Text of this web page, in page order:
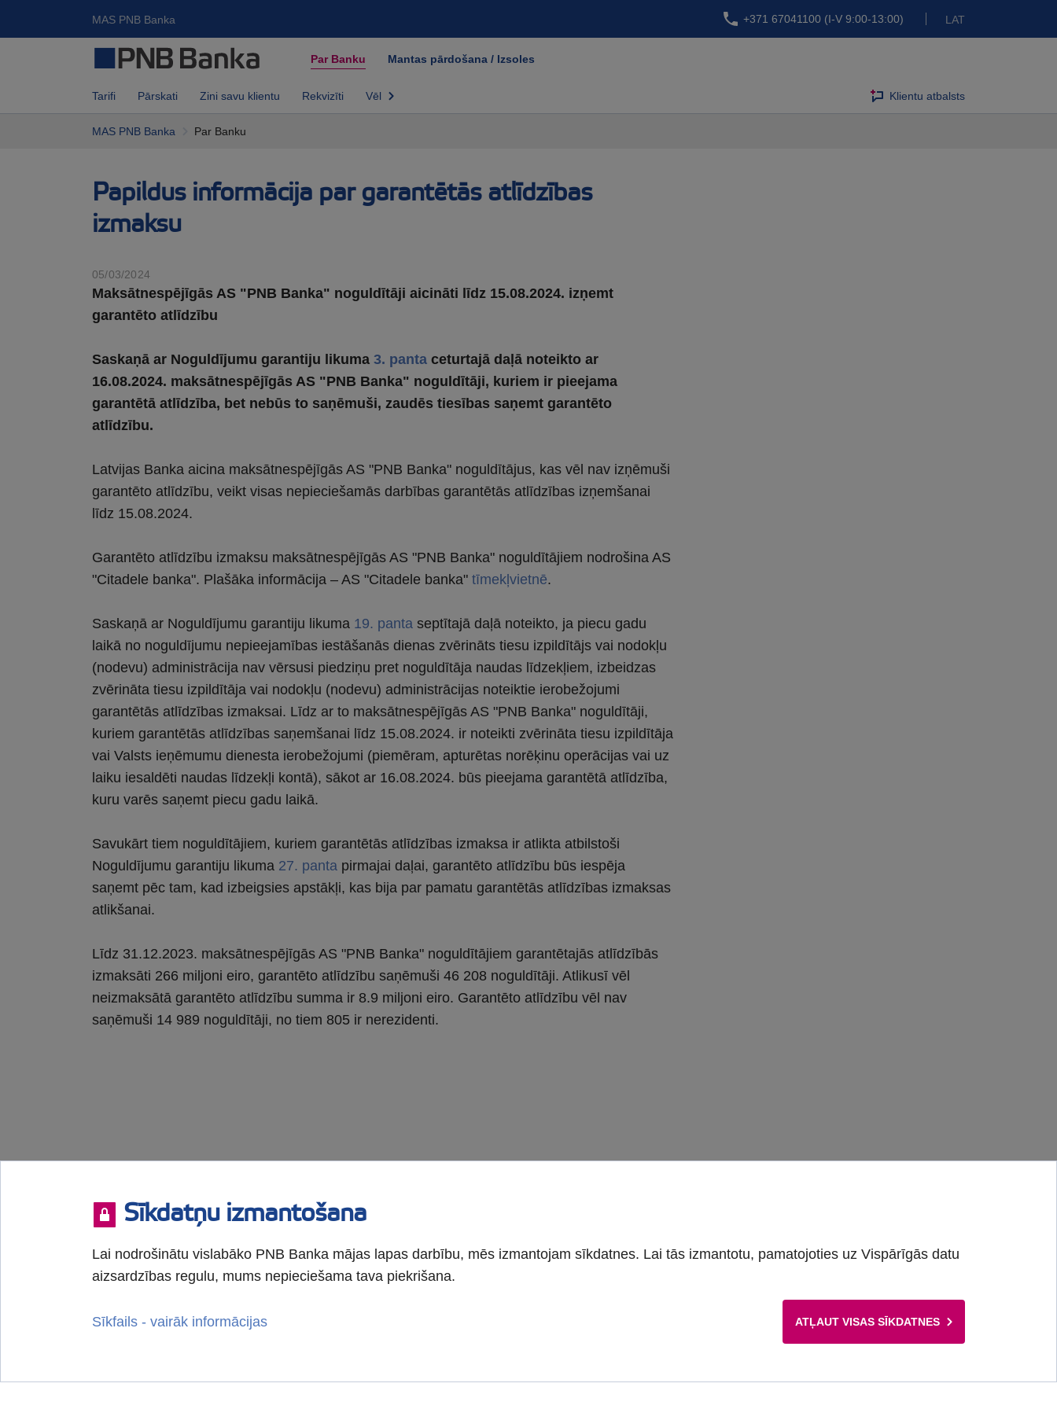
MAS PNB Banka +371 67041100 (I-V 9:00-13:00) LAT
Par Banku Mantas pārdošana / Izsoles
Tarifi Pārskati Zini savu klientu Rekvizīti Vēl Klientu atbalsts
MAS PNB Banka Par Banku
Papildus informācija par garantētās atlīdzības
izmaksu
05/03/2024
Maksātnespējīgās AS "PNB Banka" noguldītāji aicināti līdz 15.08.2024. izņemt
garantēto atlīdzību
Saskaņā ar Noguldījumu garantiju likuma 3. panta ceturtajā daļā noteikto ar
16.08.2024. maksātnespējīgās AS "PNB Banka" noguldītāji, kuriem ir pieejama
garantētā atlīdzība, bet nebūs to saņēmuši, zaudēs tiesības saņemt garantēto
atlīdzību.
Latvijas Banka aicina maksātnespējīgās AS "PNB Banka" noguldītājus, kas vēl nav izņēmuši
garantēto atlīdzību, veikt visas nepieciešamās darbības garantētās atlīdzības izņemšanai
līdz 15.08.2024.
Garantēto atlīdzību izmaksu maksātnespējīgās AS "PNB Banka" noguldītājiem nodrošina AS
"Citadele banka". Plašāka informācija – AS "Citadele banka" tīmekļvietnē.
Saskaņā ar Noguldījumu garantiju likuma 19. panta septītajā daļā noteikto, ja piecu gadu
laikā no noguldījumu nepieejamības iestāšanās dienas zvērināts tiesu izpildītājs vai nodokļu
(nodevu) administrācija nav vērsusi piedziņu pret noguldītāja naudas līdzekļiem, izbeidzas
zvērināta tiesu izpildītāja vai nodokļu (nodevu) administrācijas noteiktie ierobežojumi
garantētās atlīdzības izmaksai. Līdz ar to maksātnespējīgās AS "PNB Banka" noguldītāji,
kuriem garantētās atlīdzības saņemšanai līdz 15.08.2024. ir noteikti zvērināta tiesu izpildītāja
vai Valsts ieņēmumu dienesta ierobežojumi (piemēram, apturētas norēķinu operācijas vai uz
laiku iesaldēti naudas līdzekļi kontā), sākot ar 16.08.2024. būs pieejama garantētā atlīdzība,
kuru varēs saņemt piecu gadu laikā.
Savukārt tiem noguldītājiem, kuriem garantētās atlīdzības izmaksa ir atlikta atbilstoši
Noguldījumu garantiju likuma 27. panta pirmajai daļai, garantēto atlīdzību būs iespēja
saņemt pēc tam, kad izbeigsies apstākļi, kas bija par pamatu garantētās atlīdzības izmaksas
atlikšanai.
Līdz 31.12.2023. maksātnespējīgās AS "PNB Banka" noguldītājiem garantētajās atlīdzībās
izmaksāti 266 miljoni eiro, garantēto atlīdzību saņēmuši 46 208 noguldītāji. Atlikusī vēl
neizmaksātā garantēto atlīdzību summa ir 8.9 miljoni eiro. Garantēto atlīdzību vēl nav
saņēmuši 14 989 noguldītāji, no tiem 805 ir nerezidenti.
+371 67041100 (I-V 9:00-13:00)
Sīkdatņu izmantošana
Lai nodrošinātu vislabāko PNB Banka mājas lapas darbību, mēs izmantojam sīkdatnes. Lai tās izmantotu, pamatojoties uz Vispārīgās datu
aizsardzības regulu, mums nepieciešama tava piekrišana.
Sīkfails - vairāk informācijas ATĻAUT VISAS SĪKDATNES